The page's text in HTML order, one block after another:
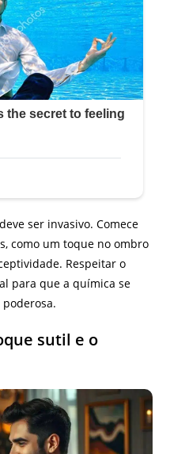
ser invasivo. Comece
como um toque no ombro
Respeitar o
para que a química se
sutil e o